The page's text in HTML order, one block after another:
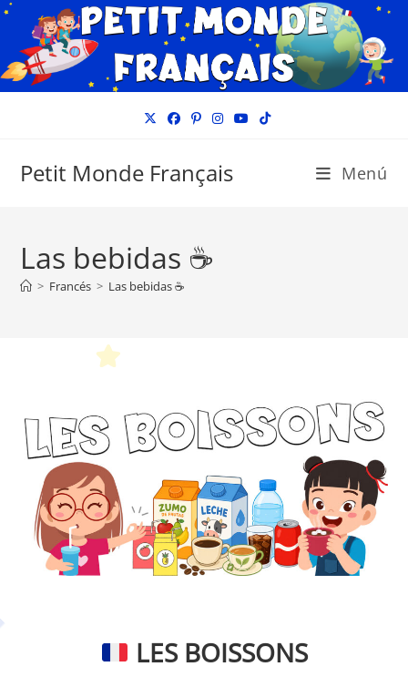
Petit Monde Français Menú
Las bebidas ☕
> Francés > Las bebidas ☕
LES BOISSONS